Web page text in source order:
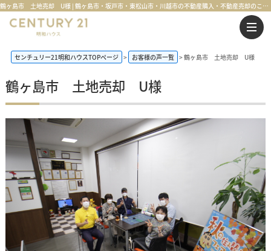
鶴ヶ島市 土地売却 U様 | 鶴ヶ島市・坂戸市・東松山市・川越市の不動産購入・不動産売却のことならセンチュリー21明和ハウス
センチュリー21明和ハウスTOPページ お客様の声一覧 鶴ヶ島市 土地売却 U様
鶴ヶ島市 土地売却 U様